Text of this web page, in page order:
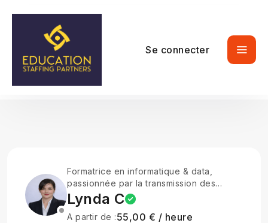
Se connecter
Formatrice en informatique & data,
passionnée par la transmission des
savoirs
Lynda C
A partir de :55,00 € / heure